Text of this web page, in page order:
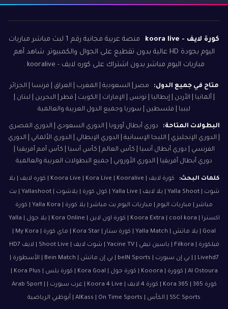
كورة لايف - koora live
منصة عربية مجانية رقم 1 لبث مباشر مباريات
اليوم بجودة HD عالية بدون تقطيع على الجوال والكمبيوتر. شاهد أهم
مباريات اليوم مباشر بدون اشتراك على كوره لايف - kooralive .
متاح في جميع الدول:
مصر | السعودية | المغرب | العراق | فرنسا | الجزائر
| ألمانيا | الأردن | إيطاليا | تونس | الإمارات | الكويت | قطر | البحرين | لبنان |
ليبيا | فلسطين | سوريا وجميع الدول العربية والعالمية
البطولات المتاحة:
دوري أبطال أوروبا | الدوري السعودي | الدوري المصري
| الدوري الإنجليزي | الليجا الإسبانية | الدوري الإيطالي | الدوري الألماني | الدوري
الفرنسي | دوري أبطال آسيا | كأس العالم | كأس آسيا | كأس أمم أفريقيا |
دوري أبطال أفريقيا | الدوري الأوروبي | جميع البطولات العربية والعالمية
كلمات البحث:
كورة لايف | Koora Live | Kora Live | Kooralive | كوره لايف | يلا
شوت | Yalla Shoot | يلا لايف | Yalla Live | كول كورة | يلاشوت | Yallashoot | بث
مباشر | مباريات اليوم | مباريات اليوم بث مباشر | يلا كورة | Yalla Kora | كورة
اكسترا | Koora Extra | cool kora | كورة اون لاين | Kora Online | يلا جول | Yalla
فيلكورة | Filkora | ياسين تيفي | Yacine TV | شوت لايف | Shoot Live | لايف HD7
| Livehd7 | بي إن سبورت | beIN Sports | بي إن ماتش | Bein Match | الأسطورة |
كورة 365 | Kora 365 | كورة 4 لايف | Koora 4 Live | عرب سبورت | Arab Sport |
SSC Sports | الكأس | AlKass | On Time Sports | أبوظبي الرياضية